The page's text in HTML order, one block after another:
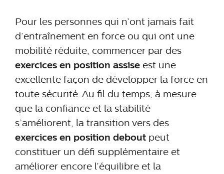
Pour les personnes qui n’ont jamais fait
d’entraînement en force ou qui ont une
mobilité réduite, commencer par des
exercices en position assise est une
excellente façon de développer la force en
toute sécurité. Au fil du temps, à mesure
que la confiance et la stabilité
s’améliorent, la transition vers des
exercices en position debout peut
constituer un défi supplémentaire et
améliorer encore l’équilibre et la